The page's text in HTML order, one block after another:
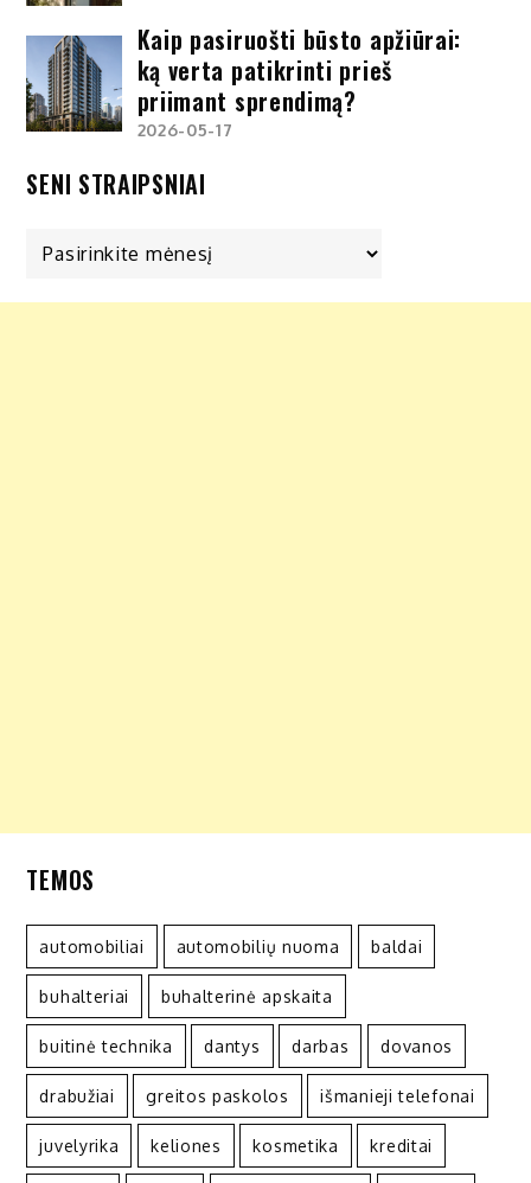
Kaip pasiruošti būsto apžiūrai:
ką verta patikrinti prieš
priimant sprendimą?
2026-05-17
SENI STRAIPSNIAI
TEMOS
automobiliai automobilių nuoma baldai
buhalteriai buhalterinė apskaita
buitinė technika dantys darbas dovanos
drabužiai greitos paskolos išmanieji telefonai
juvelyrika keliones kosmetika kreditai